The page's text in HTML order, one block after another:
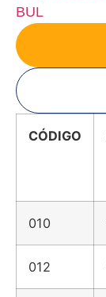
BUL
CÓDIGO
010
012